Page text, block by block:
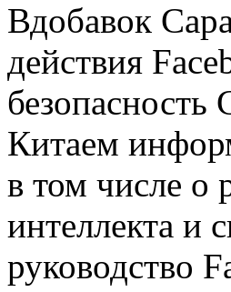
Вдобавок
действия
Китаем
в том числе о
интеллекта и
руководство